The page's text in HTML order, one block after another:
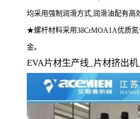
均采用强制润滑方式,润滑油配有高
★螺杆材料采用38CrMOA1A优质
金。
EVA片材生产线 片材挤出机